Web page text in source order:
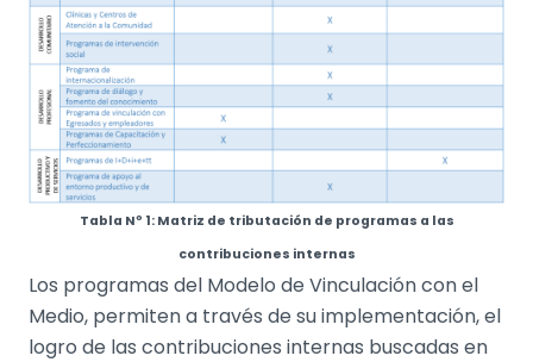
Tabla Nº 1: Matriz de tributación de programas a las
contribuciones internas
Los programas del Modelo de Vinculación con el
Medio, permiten a través de su implementación, el
logro de las contribuciones internas buscadas en